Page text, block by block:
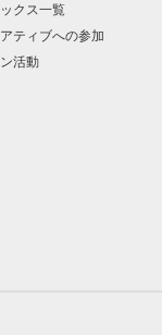
クス一覧
ティブへの参加
活動